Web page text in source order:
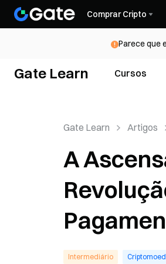
Comprar Cripto
Parece que
Gate Learn Cursos
Gate Learn Artigos
A
Intermediário